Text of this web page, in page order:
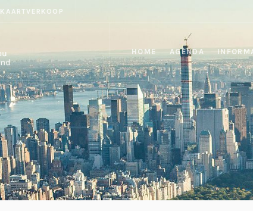
KAARTVERKOOP
HOME AGENDA